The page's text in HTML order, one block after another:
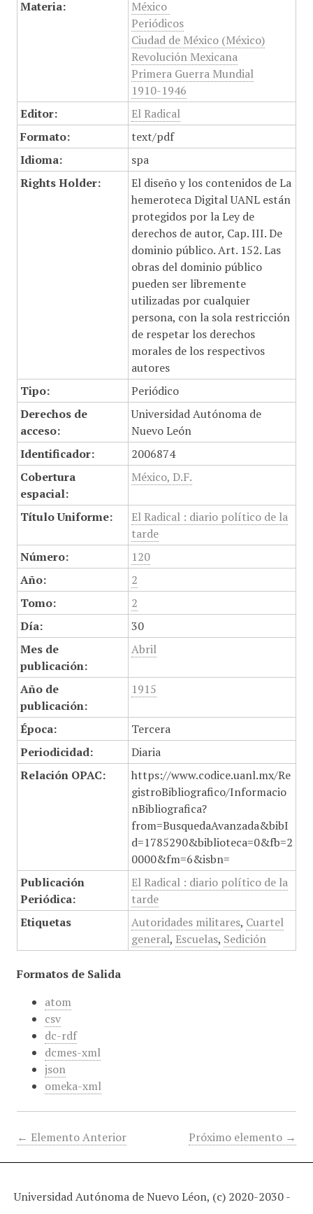
Materia:
México
Periódicos
Ciudad de México (México)
Revolución Mexicana
Primera Guerra Mundial
1910-1946
Editor:
El Radical
Formato:
text/pdf
Idioma:
spa
Rights Holder:
El diseño y los contenidos de La
hemeroteca Digital UANL están
protegidos por la Ley de
derechos de autor, Cap. III. De
dominio público. Art. 152. Las
obras del dominio público
pueden ser libremente
utilizadas por cualquier
persona, con la sola restricción
de respetar los derechos
morales de los respectivos
autores
Tipo:
Periódico
Derechos de
acceso:
Universidad Autónoma de
Nuevo León
Identificador:
2006874
Cobertura
espacial:
México, D.F.
Título Uniforme:
El Radical : diario político de la
tarde
Número:
120
Año:
2
Tomo:
2
Día:
30
Mes de
publicación:
Abril
Año de
publicación:
1915
Época:
Tercera
Periodicidad:
Diaria
Relación OPAC:
https://www.codice.uanl.mx/Re
gistroBibliografico/Informacio
nBibliografica?
from=BusquedaAvanzada&bibI
d=1785290&biblioteca=0&fb=2
0000&fm=6&isbn=
Publicación
Periódica:
El Radical : diario político de la
tarde
Etiquetas
Autoridades militares, Cuartel
general, Escuelas, Sedición
Formatos de Salida
atom
csv
dc-rdf
dcmes-xml
json
omeka-xml
← Elemento Anterior Próximo elemento →
Universidad Autónoma de Nuevo Léon, (c) 2020-2030 -